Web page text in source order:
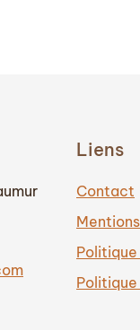
Liens
Contact